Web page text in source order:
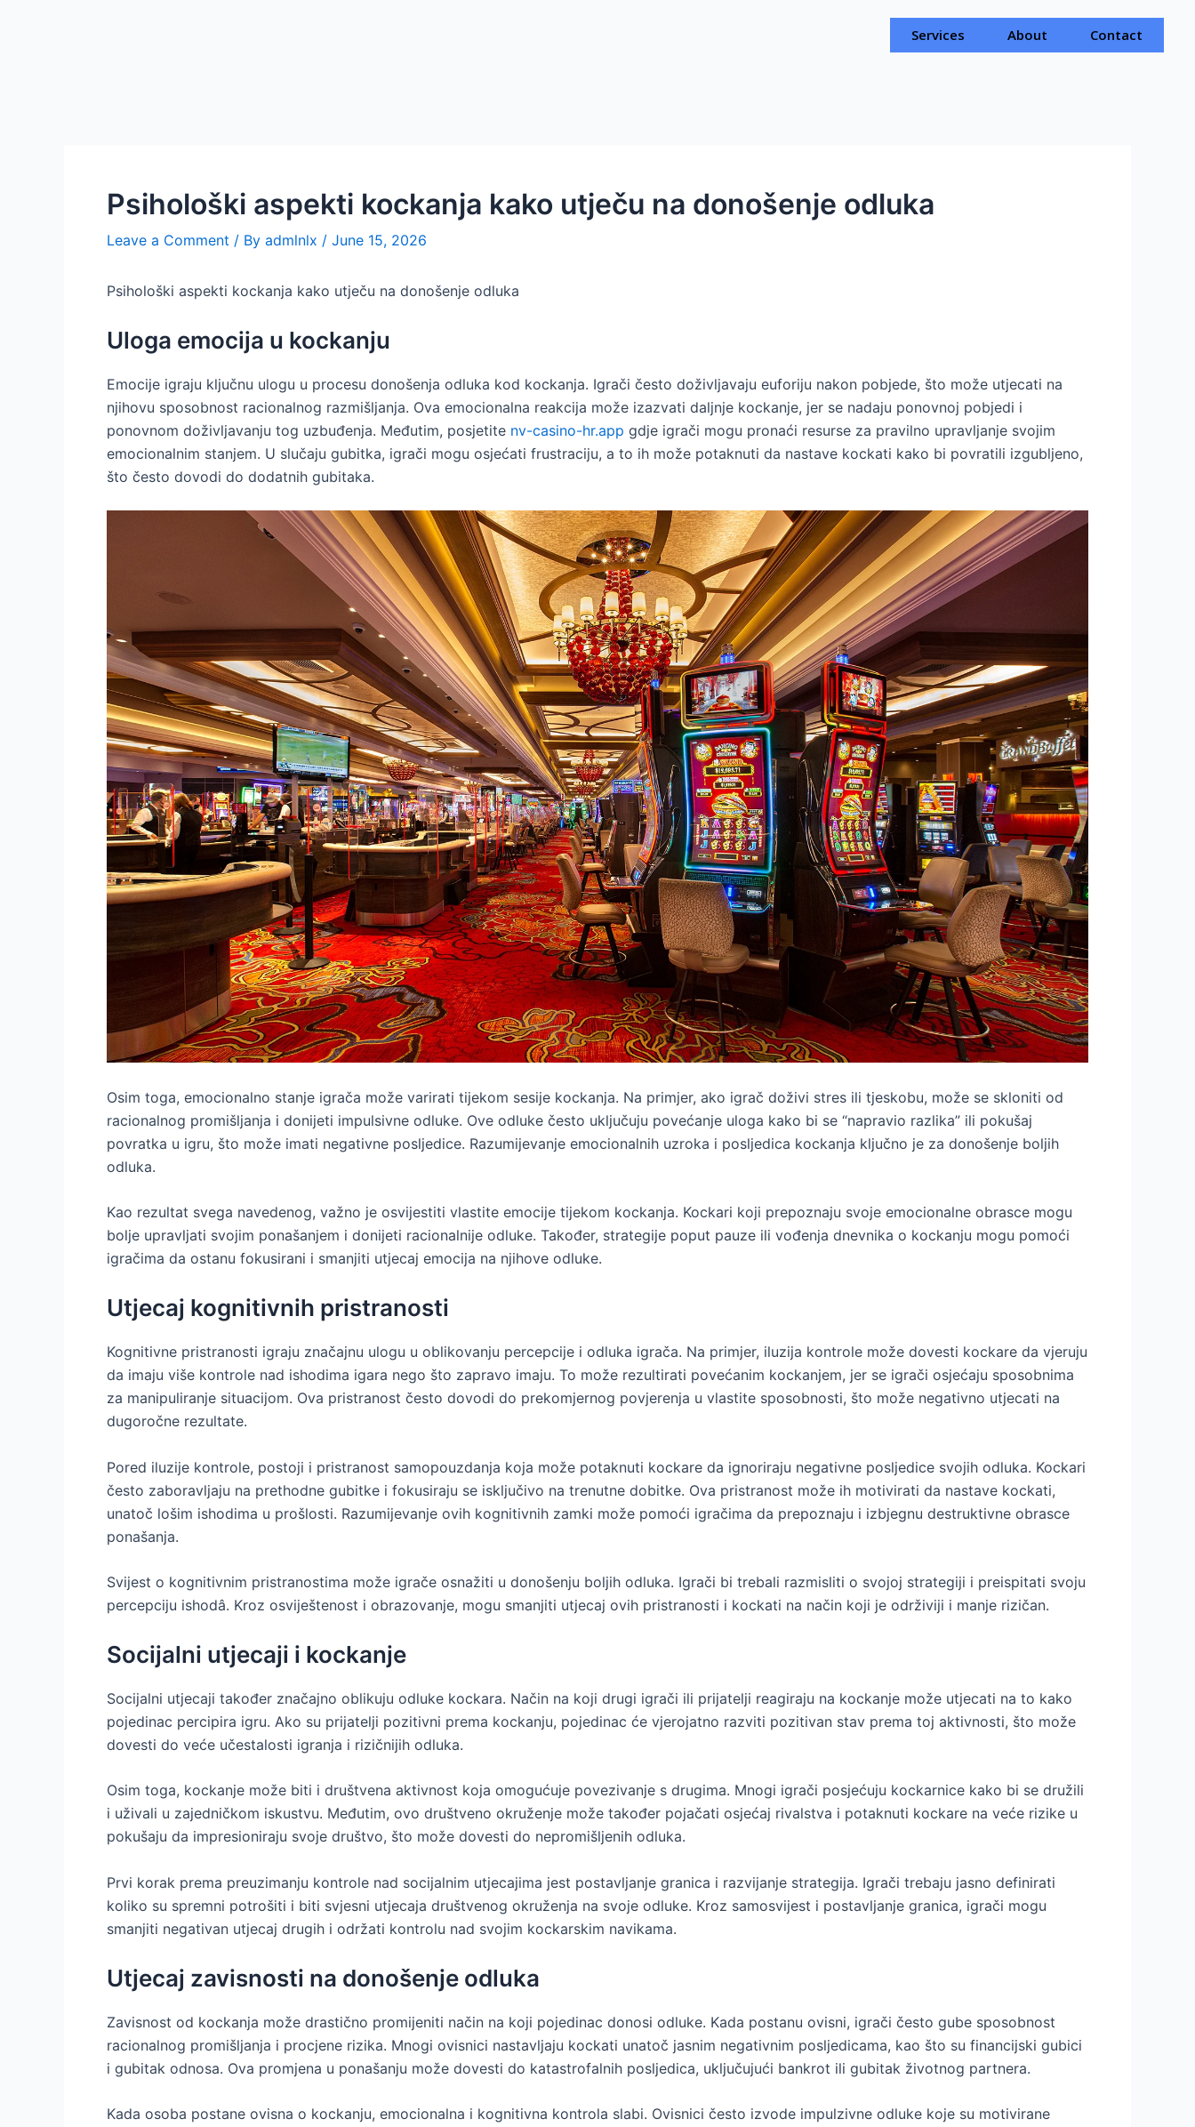
Contact
About
Services
Psihološki aspekti kockanja kako utječu na donošenje odluka
Leave a Comment / By admlnlx / June 15, 2026
Psihološki aspekti kockanja kako utječu na donošenje odluka
Uloga emocija u kockanju
Emocije igraju ključnu ulogu u procesu donošenja odluka kod kockanja. Igrači često doživljavaju euforiju nakon pobjede, što može utjecati na
njihovu sposobnost racionalnog razmišljanja. Ova emocionalna reakcija može izazvati daljnje kockanje, jer se nadaju ponovnoj pobjedi i
ponovnom doživljavanju tog uzbuđenja. Međutim, posjetite nv-casino-hr.app gdje igrači mogu pronaći resurse za pravilno upravljanje svojim
emocionalnim stanjem. U slučaju gubitka, igrači mogu osjećati frustraciju, a to ih može potaknuti da nastave kockati kako bi povratili izgubljeno,
što često dovodi do dodatnih gubitaka.
Osim toga, emocionalno stanje igrača može varirati tijekom sesije kockanja. Na primjer, ako igrač doživi stres ili tjeskobu, može se skloniti od
racionalnog promišljanja i donijeti impulsivne odluke. Ove odluke često uključuju povećanje uloga kako bi se “napravio razlika” ili pokušaj
povratka u igru, što može imati negativne posljedice. Razumijevanje emocionalnih uzroka i posljedica kockanja ključno je za donošenje boljih
odluka.
Kao rezultat svega navedenog, važno je osvijestiti vlastite emocije tijekom kockanja. Kockari koji prepoznaju svoje emocionalne obrasce mogu
bolje upravljati svojim ponašanjem i donijeti racionalnije odluke. Također, strategije poput pauze ili vođenja dnevnika o kockanju mogu pomoći
igračima da ostanu fokusirani i smanjiti utjecaj emocija na njihove odluke.
Utjecaj kognitivnih pristranosti
Kognitivne pristranosti igraju značajnu ulogu u oblikovanju percepcije i odluka igrača. Na primjer, iluzija kontrole može dovesti kockare da vjeruju
da imaju više kontrole nad ishodima igara nego što zapravo imaju. To može rezultirati povećanim kockanjem, jer se igrači osjećaju sposobnima
za manipuliranje situacijom. Ova pristranost često dovodi do prekomjernog povjerenja u vlastite sposobnosti, što može negativno utjecati na
dugoročne rezultate.
Pored iluzije kontrole, postoji i pristranost samopouzdanja koja može potaknuti kockare da ignoriraju negativne posljedice svojih odluka. Kockari
često zaboravljaju na prethodne gubitke i fokusiraju se isključivo na trenutne dobitke. Ova pristranost može ih motivirati da nastave kockati,
unatoč lošim ishodima u prošlosti. Razumijevanje ovih kognitivnih zamki može pomoći igračima da prepoznaju i izbjegnu destruktivne obrasce
ponašanja.
Svijest o kognitivnim pristranostima može igrače osnažiti u donošenju boljih odluka. Igrači bi trebali razmisliti o svojoj strategiji i preispitati svoju
percepciju ishodâ. Kroz osviještenost i obrazovanje, mogu smanjiti utjecaj ovih pristranosti i kockati na način koji je održiviji i manje rizičan.
Socijalni utjecaji i kockanje
Socijalni utjecaji također značajno oblikuju odluke kockara. Način na koji drugi igrači ili prijatelji reagiraju na kockanje može utjecati na to kako
pojedinac percipira igru. Ako su prijatelji pozitivni prema kockanju, pojedinac će vjerojatno razviti pozitivan stav prema toj aktivnosti, što može
dovesti do veće učestalosti igranja i rizičnijih odluka.
Osim toga, kockanje može biti i društvena aktivnost koja omogućuje povezivanje s drugima. Mnogi igrači posjećuju kockarnice kako bi se družili
i uživali u zajedničkom iskustvu. Međutim, ovo društveno okruženje može također pojačati osjećaj rivalstva i potaknuti kockare na veće rizike u
pokušaju da impresioniraju svoje društvo, što može dovesti do nepromišljenih odluka.
Prvi korak prema preuzimanju kontrole nad socijalnim utjecajima jest postavljanje granica i razvijanje strategija. Igrači trebaju jasno definirati
koliko su spremni potrošiti i biti svjesni utjecaja društvenog okruženja na svoje odluke. Kroz samosvijest i postavljanje granica, igrači mogu
smanjiti negativan utjecaj drugih i održati kontrolu nad svojim kockarskim navikama.
Utjecaj zavisnosti na donošenje odluka
Zavisnost od kockanja može drastično promijeniti način na koji pojedinac donosi odluke. Kada postanu ovisni, igrači često gube sposobnost
racionalnog promišljanja i procjene rizika. Mnogi ovisnici nastavljaju kockati unatoč jasnim negativnim posljedicama, kao što su financijski gubici
i gubitak odnosa. Ova promjena u ponašanju može dovesti do katastrofalnih posljedica, uključujući bankrot ili gubitak životnog partnera.
Kada osoba postane ovisna o kockanju, emocionalna i kognitivna kontrola slabi. Ovisnici često izvode impulzivne odluke koje su motivirane